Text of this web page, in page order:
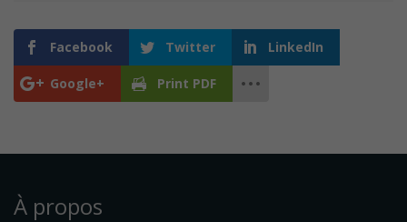
Facebook Twitter LinkedIn
Google+ Print PDF
À propos